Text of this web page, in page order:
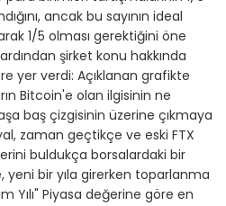
ancak bu sayının ideal
1/5 olması gerektiğini öne
şirket konu hakkında
yer verdi: Açıklanan grafikte
Bitcoin'e olan ilgisinin ne
baş çizgisinin üzerine çıkmaya
zaman geçtikçe ve eski FTX
buldukça borsalardaki bir
yeni bir yıla girerken toparlanma
Yılı" Piyasa değerine göre en